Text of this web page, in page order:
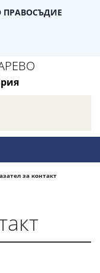
ПРАВОСЪДИЕ
за контакт